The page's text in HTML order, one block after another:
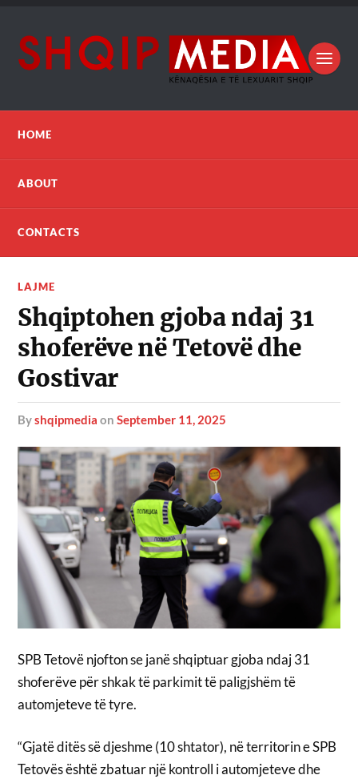
HOME
ABOUT
CONTACTS
LAJME
Shqiptohen gjoba ndaj 31
shoferëve në Tetovë dhe
Gostivar
byshqipmedia onSeptember 11, 2025
SPB Tetovë njofton se janë shqiptuar gjoba ndaj 31
shoferëve për shkak të parkimit të paligjshëm të
automjeteve të tyre.
“Gjatë ditës së djeshme (10 shtator), në territorin e SPB
Tetovës është zbatuar një kontroll i automjeteve dhe